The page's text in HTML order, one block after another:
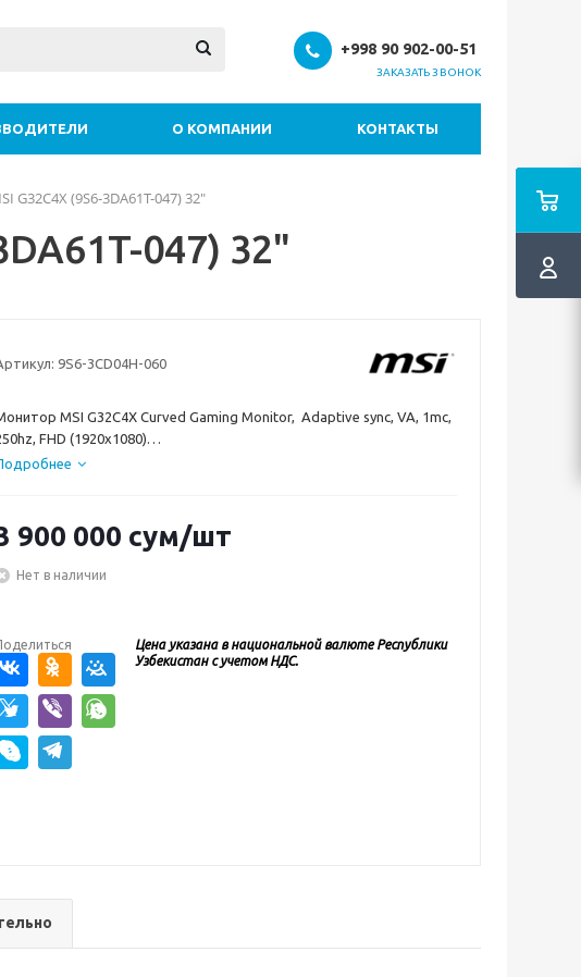
+998 90 902-00-51
ЗАКАЗАТЬ ЗВОНОК
О КОМПАНИИ КОНТАКТЫ
G32C4X (9S6-3DA61T-047) 32"
047) 32"
9S6-3CD04H-060
MSI G32C4X Curved Gaming Monitor, Adaptive sync, VA, 1mc,
FHD (1920x1080)
900 000 сум/шт
Нет в наличии
Цена указана в национальной валюте Республики
Узбекистан с учетом НДС.